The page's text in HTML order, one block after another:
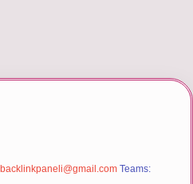
backlinkpaneli@gmail.com Teams: